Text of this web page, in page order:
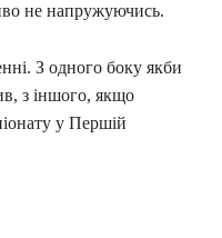
не напружуючись.
З одного боку якби
з іншого, якщо
у Першій